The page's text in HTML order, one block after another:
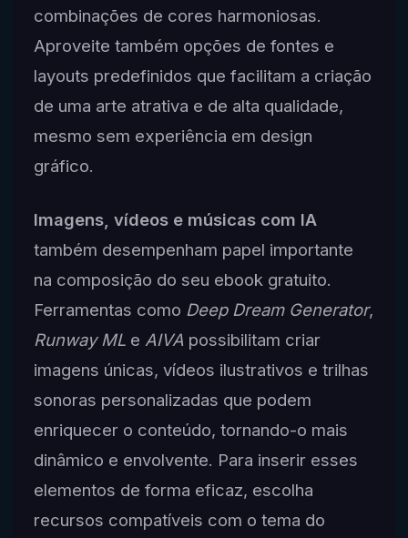
combinações de cores harmoniosas.
Aproveite também opções de fontes e
layouts predefinidos que facilitam a criação
de uma arte atrativa e de alta qualidade,
mesmo sem experiência em design
gráfico.
Imagens, vídeos e músicas com IA
também desempenham papel importante
na composição do seu ebook gratuito.
Ferramentas como Deep Dream Generator,
Runway MLe AIVA possibilitam criar
imagens únicas, vídeos ilustrativos e trilhas
sonoras personalizadas que podem
enriquecer o conteúdo, tornando-o mais
dinâmico e envolvente. Para inserir esses
elementos de forma eficaz, escolha
recursos compatíveis com o tema do